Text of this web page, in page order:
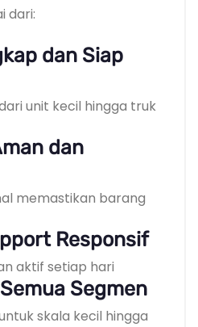
dari:
dan Siap
unit kecil hingga truk
dan
memastikan barang
Responsif
aktif setiap hari
Segmen
skala kecil hingga